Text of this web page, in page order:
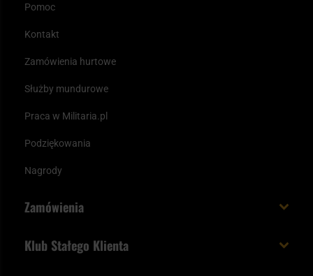
Pomoc
Kontakt
Zamówienia hurtowe
Służby mundurowe
Praca w Militaria.pl
Podziękowania
Nagrody
Zamówienia
Klub Stałego Klienta